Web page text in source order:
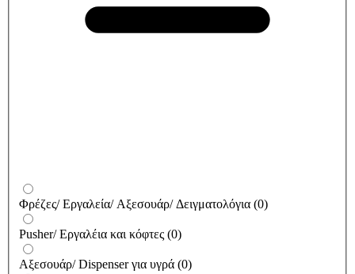
Φρέζες/ Εργαλεία/ Αξεσουάρ/ Δειγματολόγια (0)
Pusher/ Εργαλέια και κόφτες (0)
Αξεσουάρ/ Dispenser για υγρά (0)